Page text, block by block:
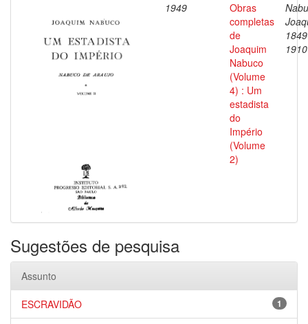
1949
Obras
completas
de
Joaquim
Nabuco
(Volume
4) : Um
estadista
do
Império
(Volume
2)
1910
Sugestões de pesquisa
Assunto
1
ESCRAVIDÃO